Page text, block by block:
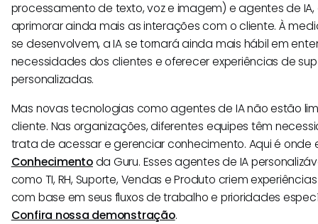
processamento de texto, voz e imagem) e agentes de
aprimorar ainda mais as interações com o cliente. À
se desenvolvem, a IA se tornará ainda mais hábil em
necessidades dos clientes e oferecer experiências de
personalizadas.
Mas novas tecnologias como agentes de IA não estão
cliente. Nas organizações, diferentes equipes têm
trata de acessar e gerenciar conhecimento. Aqui é onde
Conhecimentoda Guru. Esses agentes de IA
como TI, RH, Suporte, Vendas e Produto criem
com base em seus fluxos de trabalho e prioridades
Confira nossa demonstração.